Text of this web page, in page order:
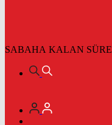
SABAHA KALAN SÜRE